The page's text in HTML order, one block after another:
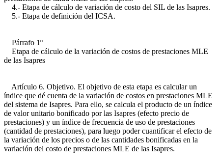
4.- Etapa de cálculo de variación de costo del SIL de las Isapres.
5.- Etapa de definición del ICSA.
Párrafo 1º
Etapa de cálculo de la variación de costos de prestaciones MLE
de las Isapres
Artículo 6. Objetivo. El objetivo de esta etapa es calcular un
índice que dé cuenta de la variación de costos en prestaciones MLE
del sistema de Isapres. Para ello, se calcula el producto de un índice
de valor unitario bonificado por las Isapres (efecto precio de
prestaciones) y un índice de frecuencia de uso de prestaciones
(cantidad de prestaciones), para luego poder cuantificar el efecto de
la variación de los precios o de las cantidades bonificadas en la
variación del costo de prestaciones MLE de las Isapres.